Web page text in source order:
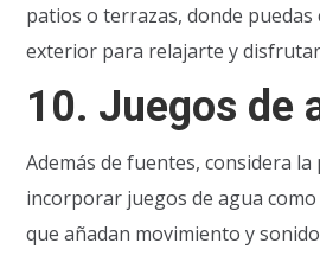
patios o terrazas, donde puedas
exterior para relajarte y
10. Juegos de
Además de fuentes, considera la
incorporar juegos de agua
que añadan movimiento y